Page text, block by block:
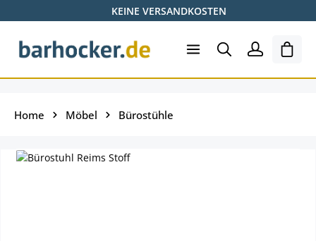
Zum Hauptinhalt springenKEINE VERSANDKOSTEN
Home Möbel Bürostühle